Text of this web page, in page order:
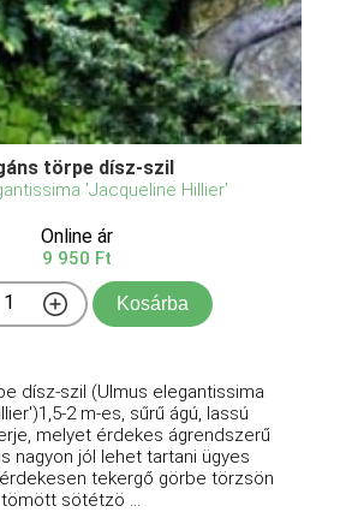
törpe dísz-szil
'Jacqueline Hillier'
Online ár
9 950 Ft
Kosárba
dísz-szil (Ulmus elegantissima
2 m-es, sűrű ágú, lassú
melyet érdekes ágrendszerű
nagyon jól lehet tartani ügyes
tekergő görbe törzsön
tömött sötétzö ...